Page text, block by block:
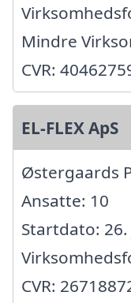
Mindre
CVR:
EL-FLEX ApS
Østergaards
Ansatte: 10
Startdato:
CVR: